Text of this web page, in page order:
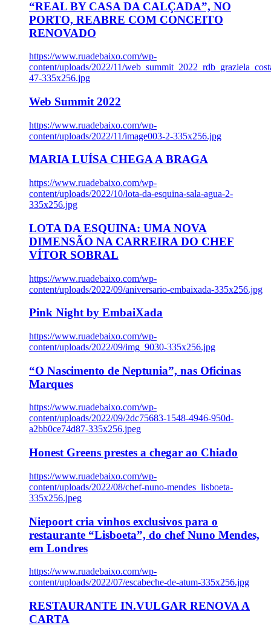
“REAL BY CASA DA CALÇADA”, NO
PORTO, REABRE COM CONCEITO
RENOVADO
https://www.ruadebaixo.com/wp-
content/uploads/2022/11/
47-335x256.jpg
Web Summit 2022
https://www.ruadebaixo.com/wp-
content/uploads/2022/11/image003-2-335x256.jpg
MARIA LUÍSA CHEGA A BRAGA
https://www.ruadebaixo.com/wp-
content/uploads/2022/10/lota-da-esquina-sala-agua-2-
335x256.jpg
LOTA DA ESQUINA: UMA NOVA
DIMENSÃO NA CARREIRA DO CHEF
VÍTOR SOBRAL
https://www.ruadebaixo.com/wp-
content/uploads/2022/09/aniversario-embaixada-335x256.jpg
Pink Night by EmbaiXada
https://www.ruadebaixo.com/wp-
content/uploads/2022/09/img_9030-335x256.jpg
“O Nascimento de Neptunia”, nas Oficinas
Marques
https://www.ruadebaixo.com/wp-
content/uploads/2022/09/2dc75683-1548-4946-950d-
a2bb0ce74d87-335x256.jpeg
Honest Greens prestes a chegar ao Chiado
https://www.ruadebaixo.com/wp-
content/uploads/2022/08/chef-nuno-mendes_lisboeta-
335x256.jpeg
Niepoort cria vinhos exclusivos para o
restaurante “Lisboeta”, do chef Nuno Mendes,
em Londres
https://www.ruadebaixo.com/wp-
content/uploads/2022/07/escabeche-de-atum-335x256.jpg
RESTAURANTE IN.VULGAR RENOVA A
CARTA